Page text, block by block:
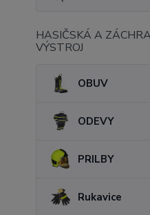
HASIČSKÁ A
VÝSTROJ
OBUV
ODEVY
PRILBY
Rukavice